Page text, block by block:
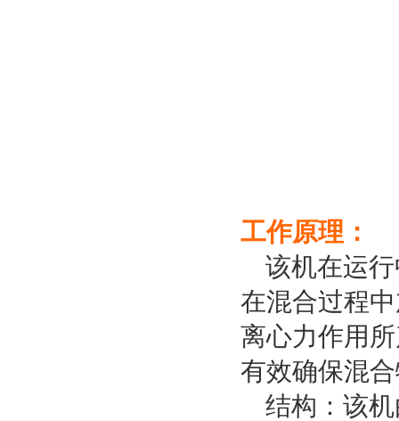
工作原理：
该机在运
在混合过程
离心力作用
有效确保混
结构：该机